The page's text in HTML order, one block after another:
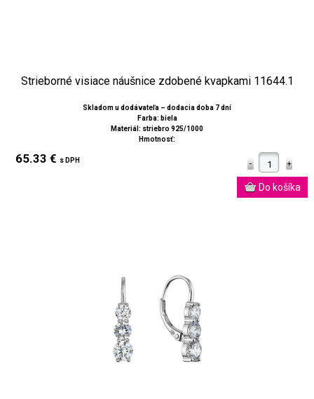
Strieborné visiace náušnice zdobené kvapkami 11644.1
Skladom u dodávateľa – dodacia doba 7 dní
Farba: biela
Materiál: striebro 925/1000
Hmotnosť:
65.33 € s DPH